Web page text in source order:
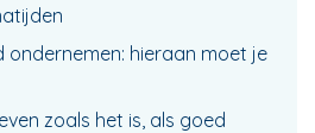
ondernemen: hieraan moet je
zoals het is, als goed